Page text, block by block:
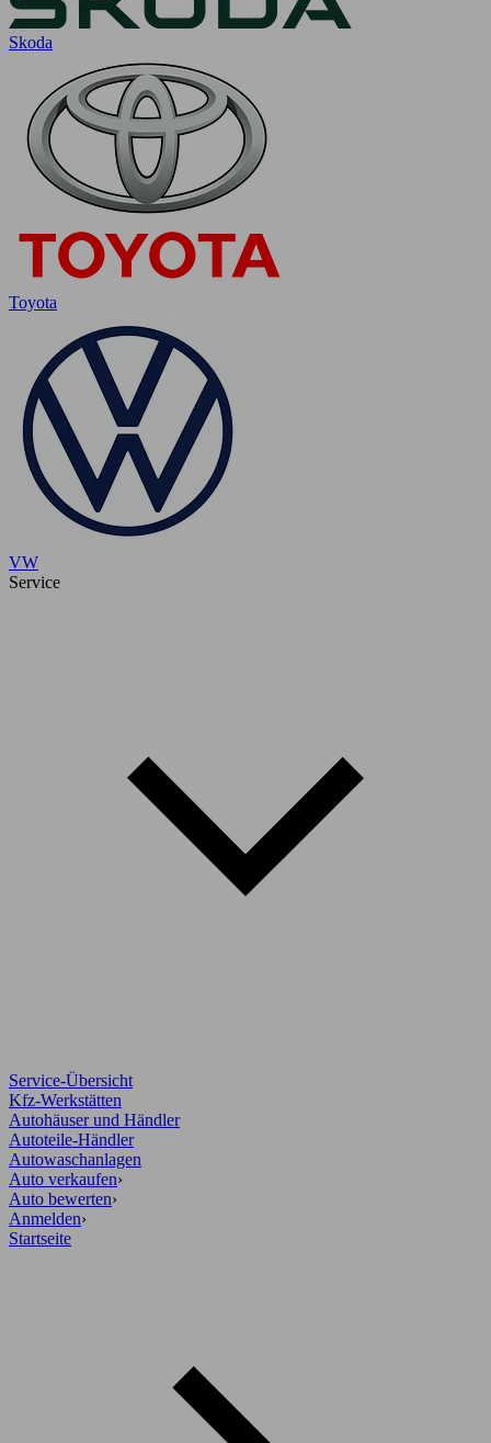
Skoda
Toyota
VW
Service
Service-Übersicht
Kfz-Werkstätten
Autohäuser und Händler
Autoteile-Händler
Autowaschanlagen
Auto verkaufen›
Auto bewerten›
Anmelden›
Startseite